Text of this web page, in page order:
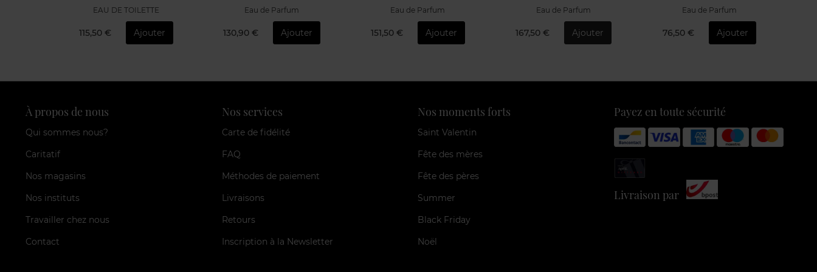
Eau de Parfum
130,90 € Ajouter
Eau de Parfum
151,50 € Ajouter
Eau de Parfum
167,50 € Ajouter
Eau de Parfum
76,50 € Ajouter
EAU DE TOILETTE
135,90 € Ajouter
À propos de nous
Qui sommes nous?
Caritatif
Nos magasins
Nos instituts
Travailler chez nous
Contact
Nos services
Carte de fidélité
FAQ
Méthodes de paiement
Livraisons
Retours
Inscription à la Newsletter
Nos moments forts
Saint Valentin
Fête des mères
Fête des pères
Summer
Black Friday
Noël
Payez en toute sécurité
Livraison par